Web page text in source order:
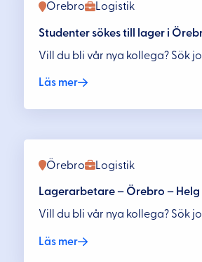
Logistik
Örebro
Studenter sökes till lager i
Vill du bli vår nya kollega? Sök
Läs mer
Logistik
Örebro
Lagerarbetare – Örebro – Helg
Vill du bli vår nya kollega? Sök
Läs mer